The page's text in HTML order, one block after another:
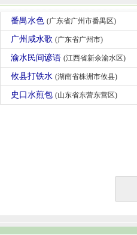
番禺水色 (广东省广州市番禺区)
广州咸水歌 (广东省广州市)
渝水民间谚语 (江西省新余渝水区)
攸县打铁水 (湖南省株洲市攸县)
史口水煎包 (山东省东营东营区)